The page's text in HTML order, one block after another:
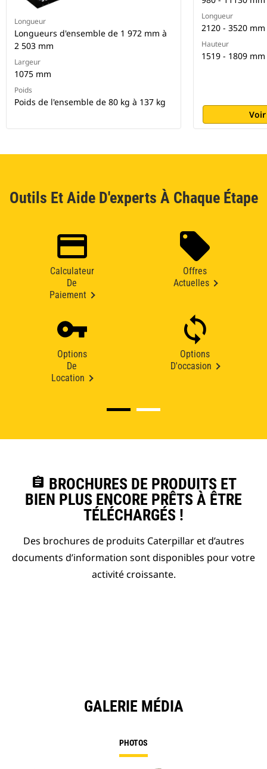
Longueur
Longueurs d'ensemble de 1 972 mm à
2 503 mm
Largeur
1075 mm
Poids
Poids de l'ensemble de 80 kg à 137 kg
Longueur
2120 - 3520 mm
Hauteur
1519 - 1809 mm
Outils Et Aide D'experts À Chaque Étape
Calculateur
De
Paiement
Offres
Actuelles
Options
De
Location
Options
D'occasion
assignment BROCHURES DE PRODUITS ET
BIEN PLUS ENCORE PRÊTS À ÊTRE
TÉLÉCHARGÉS !
Des brochures de produits Caterpillar et d’autres
documents d’information sont disponibles pour votre
activité croissante.
GALERIE MÉDIA
PHOTOS